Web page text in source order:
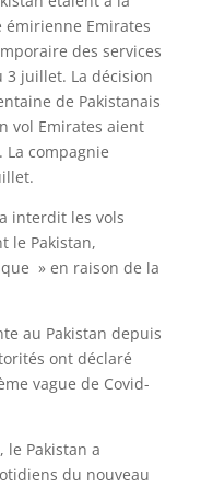
émirienne Emirates
des services
3 juillet. La décision
de Pakistanais
vol Emirates aient
compagnie
interdit les vols
le Pakistan,
» en raison de la
au Pakistan depuis
ont déclaré
vague de Covid-
le Pakistan a
du nouveau